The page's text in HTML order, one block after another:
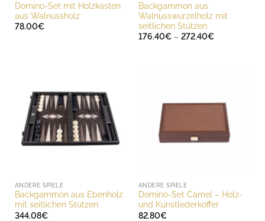
Domino-Set mit Holzkasten
aus Walnussholz
78.00€
Backgammon aus
Walnusswurzelholz mit
seitlichen Stützen
176.40€ – 272.40€Preisspanne:
ANDERE SPIELE
Backgammon aus Ebenholz
mit seitlichen Stützen
344.08€
ANDERE SPIELE
Domino-Set Camel – Holz-
und Kunstlederkoffer
82.80€